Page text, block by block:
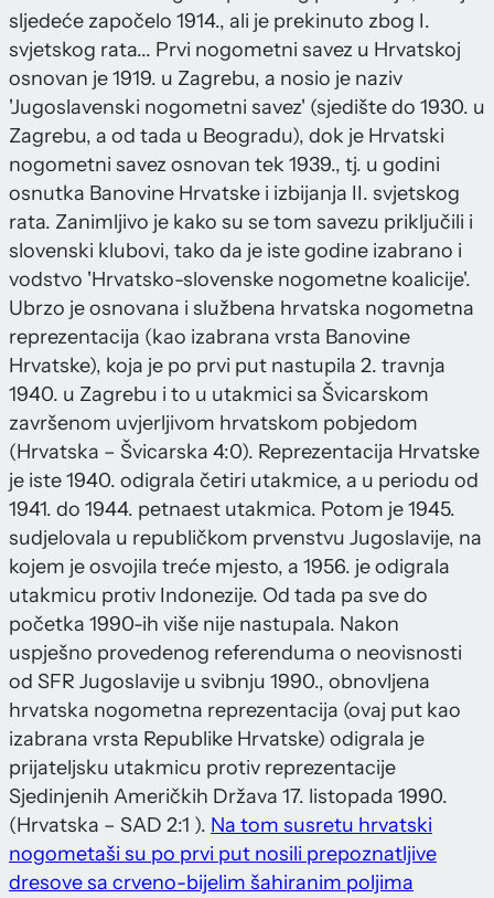
sljedeće započelo 1914., ali je prekinuto zbog I.
svjetskog rata... Prvi nogometni savez u Hrvatskoj
osnovan je 1919. u Zagrebu, a nosio je naziv
'Jugoslavenski nogometni savez' (sjedište do 1930. u
Zagrebu, a od tada u Beogradu), dok je Hrvatski
nogometni savez osnovan tek 1939., tj. u godini
osnutka Banovine Hrvatske i izbijanja II. svjetskog
rata. Zanimljivo je kako su se tom savezu priključili i
slovenski klubovi, tako da je iste godine izabrano i
vodstvo 'Hrvatsko-slovenske nogometne koalicije'.
Ubrzo je osnovana i službena hrvatska nogometna
reprezentacija (kao izabrana vrsta Banovine
Hrvatske), koja je po prvi put nastupila 2. travnja
1940. u Zagrebu i to u utakmici sa Švicarskom
završenom uvjerljivom hrvatskom pobjedom
(Hrvatska – Švicarska 4:0). Reprezentacija Hrvatske
je iste 1940. odigrala četiri utakmice, a u periodu od
1941. do 1944. petnaest utakmica. Potom je 1945.
sudjelovala u republičkom prvenstvu Jugoslavije, na
kojem je osvojila treće mjesto, a 1956. je odigrala
utakmicu protiv Indonezije. Od tada pa sve do
početka 1990-ih više nije nastupala. Nakon
uspješno provedenog referenduma o neovisnosti
od SFR Jugoslavije u svibnju 1990., obnovljena
hrvatska nogometna reprezentacija (ovaj put kao
izabrana vrsta Republike Hrvatske) odigrala je
prijateljsku utakmicu protiv reprezentacije
Sjedinjenih Američkih Država 17. listopada 1990.
(Hrvatska – SAD 2:1 ). Na tom susretu hrvatski
nogometaši su po prvi put nosili prepoznatljive
dresove sa crveno-bijelim šahiranim poljima